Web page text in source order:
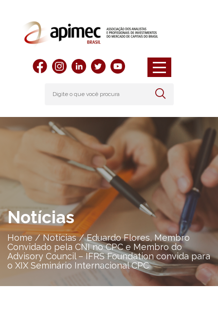
Notícias
Home/Notícias/Eduardo Flores, Membro
Convidado pela CNI no CPC e Membro do
Advisory Council – IFRS Foundation convida para
o XIX Seminário Internacional CPC